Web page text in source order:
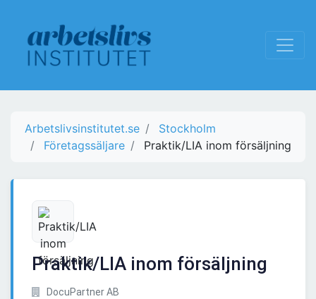
Arbetslivsinstitutet.se
Stockholm
Företagssäljare
Praktik/LIA inom försäljning
Praktik/LIA inom försäljning
DocuPartner AB